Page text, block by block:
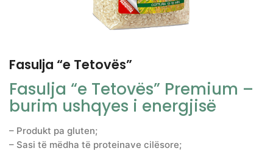
Fasulja “e Tetovës”
Fasulja “e Tetovës” Premium –
burim ushqyes i energjisë
– Produkt pa gluten;
– Sasi të mëdha të proteinave cilësore;